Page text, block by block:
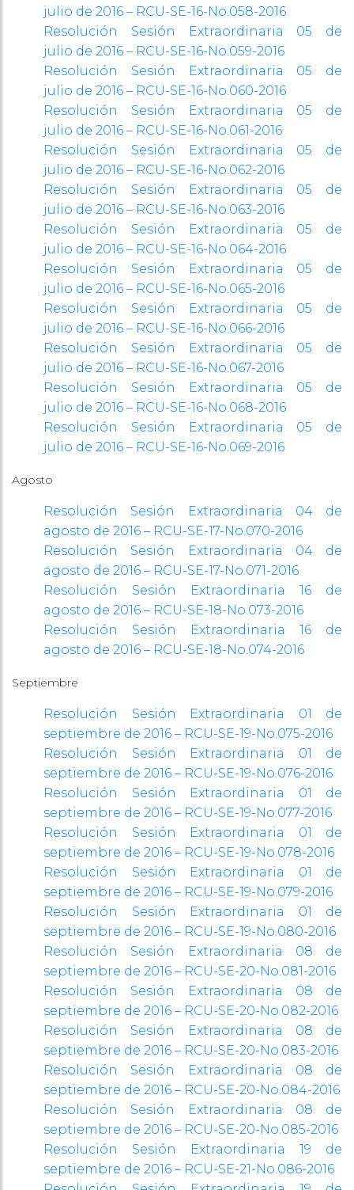
julio de 2016 – RCU-SE-16-No.058-2016
Resolución Sesión Extraordinaria 05 de
julio de 2016 – RCU-SE-16-No.059-2016
Resolución Sesión Extraordinaria 05 de
julio de 2016 – RCU-SE-16-No.060-2016
Resolución Sesión Extraordinaria 05 de
julio de 2016 – RCU-SE-16-No.061-2016
Resolución Sesión Extraordinaria 05 de
julio de 2016 – RCU-SE-16-No.062-2016
Resolución Sesión Extraordinaria 05 de
julio de 2016 – RCU-SE-16-No.063-2016
Resolución Sesión Extraordinaria 05 de
julio de 2016 – RCU-SE-16-No.064-2016
Resolución Sesión Extraordinaria 05 de
julio de 2016 – RCU-SE-16-No.065-2016
Resolución Sesión Extraordinaria 05 de
julio de 2016 – RCU-SE-16-No.066-2016
Resolución Sesión Extraordinaria 05 de
julio de 2016 – RCU-SE-16-No.067-2016
Resolución Sesión Extraordinaria 05 de
julio de 2016 – RCU-SE-16-No.068-2016
Resolución Sesión Extraordinaria 05 de
julio de 2016 – RCU-SE-16-No.069-2016
Agosto
Resolución Sesión Extraordinaria 04 de
agosto de 2016 – RCU-SE-17-No.070-2016
Resolución Sesión Extraordinaria 04 de
agosto de 2016 – RCU-SE-17-No.071-2016
Resolución Sesión Extraordinaria 16 de
agosto de 2016 – RCU-SE-18-No.073-2016
Resolución Sesión Extraordinaria 16 de
agosto de 2016 – RCU-SE-18-No.074-2016
Septiembre
Resolución Sesión Extraordinaria 01 de
septiembre de 2016 – RCU-SE-19-No.075-2016
Resolución Sesión Extraordinaria 01 de
septiembre de 2016 – RCU-SE-19-No.076-2016
Resolución Sesión Extraordinaria 01 de
septiembre de 2016 – RCU-SE-19-No.077-2016
Resolución Sesión Extraordinaria 01 de
septiembre de 2016 – RCU-SE-19-No.078-2016
Resolución Sesión Extraordinaria 01 de
septiembre de 2016 – RCU-SE-19-No.079-2016
Resolución Sesión Extraordinaria 01 de
septiembre de 2016 – RCU-SE-19-No.080-2016
Resolución Sesión Extraordinaria 08 de
septiembre de 2016 – RCU-SE-20-No.081-2016
Resolución Sesión Extraordinaria 08 de
septiembre de 2016 – RCU-SE-20-No.082-2016
Resolución Sesión Extraordinaria 08 de
septiembre de 2016 – RCU-SE-20-No.083-2016
Resolución Sesión Extraordinaria 08 de
septiembre de 2016 – RCU-SE-20-No.084-2016
Resolución Sesión Extraordinaria 08 de
septiembre de 2016 – RCU-SE-20-No.085-2016
Resolución Sesión Extraordinaria 19 de
septiembre de 2016 – RCU-SE-21-No.086-2016